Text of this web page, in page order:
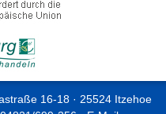
16-18 · 25524 Itzehoe